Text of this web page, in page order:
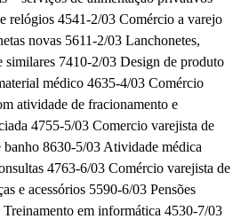
relógios 4541-2/03 Comércio a varejo
novas 5611-2/03 Lanchonetes,
similares 7410-2/03 Design de produto
médico 4635-4/03 Comércio
atividade de fracionamento e
4755-5/03 Comercio varejista de
banho 8630-5/03 Atividade médica
4763-6/03 Comércio varejista de
e acessórios 5590-6/03 Pensões
em informática 4530-7/03